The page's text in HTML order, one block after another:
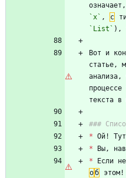
`x` , с
`List` ),
Вот и
статье,
анализа,
процессе
*
*
*
об